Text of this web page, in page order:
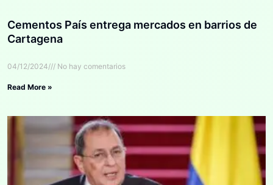
Cementos País entrega mercados en barrios de
Cartagena
04/12/2024 No hay comentarios
Read More »